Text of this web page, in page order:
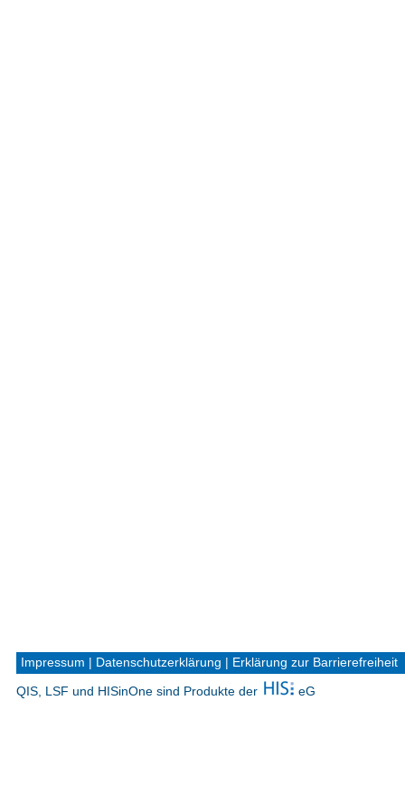
Impressum Datenschutzerklärung Erklärung zur Barrierefreiheit
QIS, LSF und HISinOne sind Produkte der eG